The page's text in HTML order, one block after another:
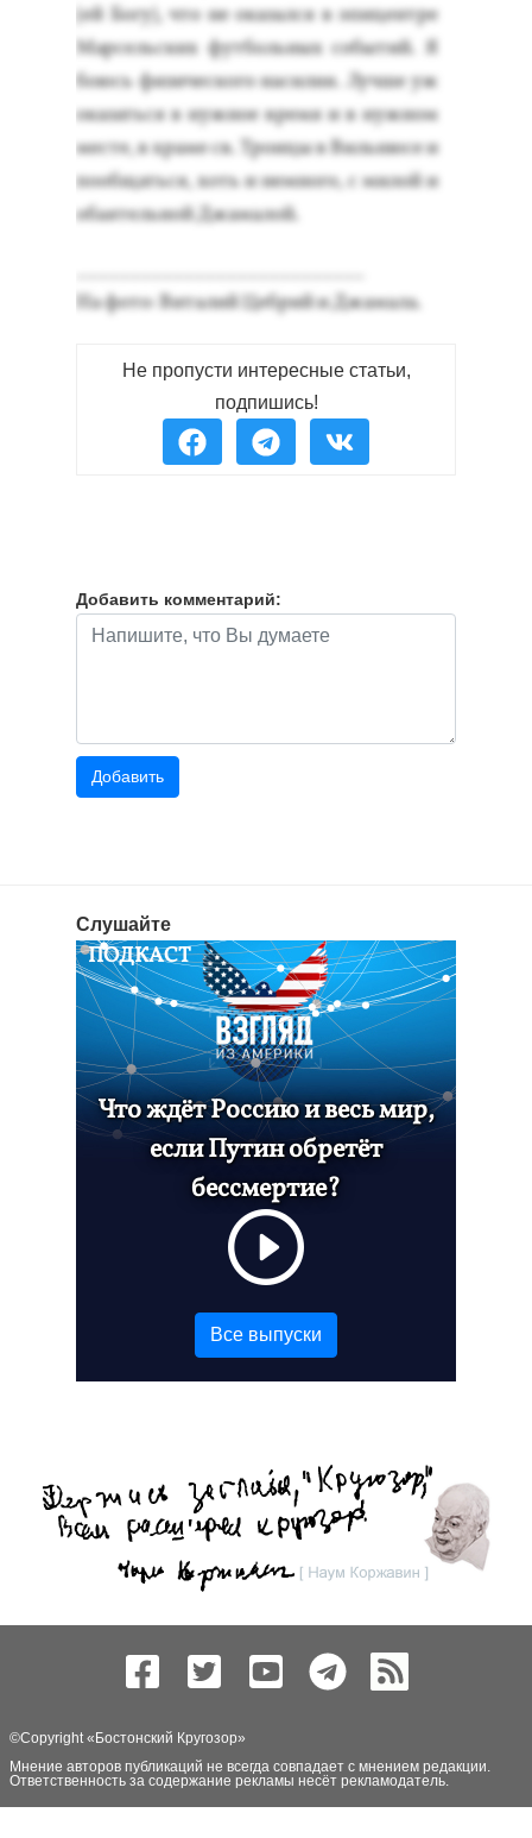
(ей Бо­гу), что не ока­зал­ся в эпи­цен­тре
Мар­сель­ских фут­боль­ных со­бытий. Я
бо­юсь фи­зичес­ко­го на­силия. Луч­ше уж
ока­зать­ся в нуж­ное вре­мя и в нуж­ном
мес­те, в хра­ме св. Тро­ицы в Виль­ню­се и
по­об­щать­ся, хоть и нем­но­го, с ми­лой и
оба­ятель­ной Джа­малой.
На фо­то: Ви­талий Цеб­рий и Джа­мала.
Не пропусти интересные статьи,
подпишись!
Добавить комментарий:
Слушайте
ПОДКАСТ
Что ждёт Россию и весь мир,
если Путин обретёт
бессмертие?
Все выпуски
©Copyright « Бостонский Кругозор»
Мнение авторов публикаций не всегда совпадает с мнением редакции.
Ответственность за содержание рекламы несёт рекламодатель.